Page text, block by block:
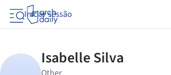
Iniciar sessão